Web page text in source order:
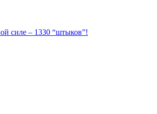
силе – 1330 “штыков”!